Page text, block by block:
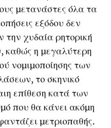
μετανάστες όλα τα
εξόδου δεν
την χυδαία ρητορική
η μεγαλύτερη
νομιμοποίησης των
το σκηνικό
επίθεση κατά των
που θα κάνει ακόμη
μετριοπαθής.